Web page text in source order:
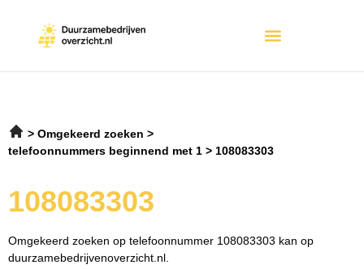
Omgekeerd zoeken
telefoonnummers beginnend met 1
108083303
108083303
Omgekeerd zoeken op telefoonnummer 108083303 kan op
duurzamebedrijvenoverzicht.nl.